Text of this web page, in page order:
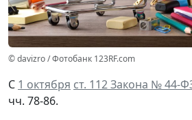
© davizro / Фотобанк 123RF.com
С 1 октября ст. 112 Закона № 44-
чч. 78-86.